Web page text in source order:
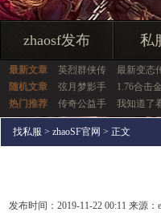
zhaosf发布 私
最新文章 英烈群侠传 最新变态
随机文章
弦月梦影手 1.76合击金
热门推荐
传奇公益手 我知道了
找私服 > zhaoSF官网 > 正文
发布时间：2019-11-22 00:11 来源：